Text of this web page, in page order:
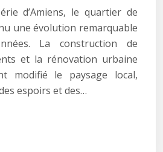
d’Amiens, le quartier de
une évolution remarquable
La construction de
et la rénovation urbaine
modifié le paysage local,
espoirs et des…